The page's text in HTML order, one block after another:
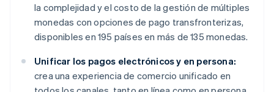
la complejidad y el costo de la gestión de múltiples
monedas con opciones de pago transfronterizas,
disponibles en 195 países en más de 135 monedas.
Unificar los pagos electrónicos y en persona:
crea una experiencia de comercio unificado en